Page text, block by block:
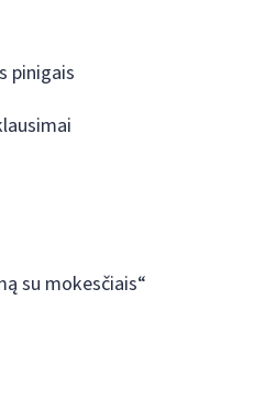
pinigais
su mokesčiais“